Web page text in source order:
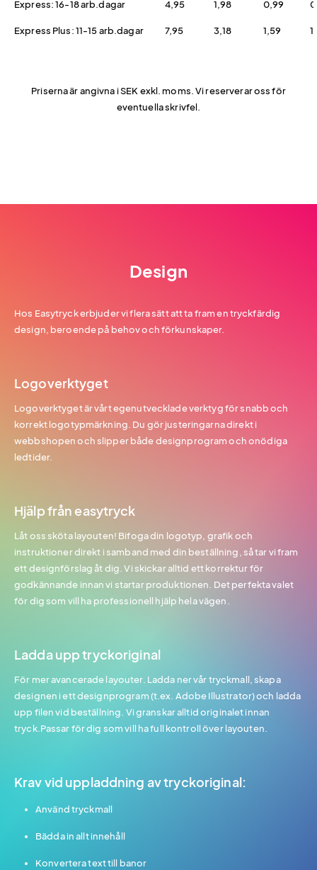
Express: 16-18 arb.dagar 4,95 1,98 0,99
Express Plus: 11-15 arb.dagar 7,95 3,18 1,59
Priserna är angivna i SEK exkl. moms. Vi reserverar oss för
eventuella skrivfel.
Design
Hos Easytryck erbjuder vi flera sätt att ta fram en tryckfärdig
design, beroende på behov och förkunskaper.
Logoverktyget
Logoverktyget är vårt egenutvecklade verktyg för snabb och
korrekt logotypmärkning. Du gör justeringarna direkt i
webbshopen och slipper både designprogram och onödiga
ledtider.
Hjälp från easytryck
Låt oss sköta layouten! Bifoga din logotyp, grafik och
instruktioner direkt i samband med din beställning, så tar vi fram
ett designförslag åt dig. Vi skickar alltid ett korrektur för
godkännande innan vi startar produktionen. Det perfekta valet
för dig som vill ha professionell hjälp hela vägen.
Ladda upp tryckoriginal
För mer avancerade layouter. Ladda ner vår tryckmall, skapa
designen i ett designprogram (t.ex. Adobe Illustrator) och ladda
upp filen vid beställning. Vi granskar alltid originalet innan
tryck.Passar för dig som vill ha full kontroll över layouten.
Krav vid uppladdning av tryckoriginal:
Använd tryckmall
Bädda in allt innehåll
Konvertera text till banor